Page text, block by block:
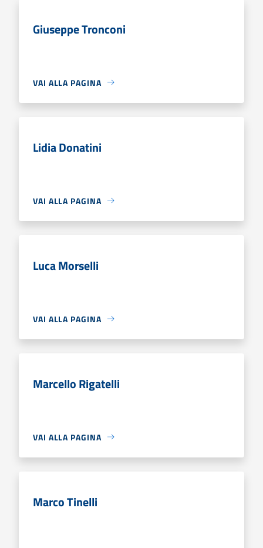
Giuseppe Tronconi
VAI ALLA PAGINA
Lidia Donatini
VAI ALLA PAGINA
Luca Morselli
VAI ALLA PAGINA
Marcello Rigatelli
VAI ALLA PAGINA
Marco Tinelli